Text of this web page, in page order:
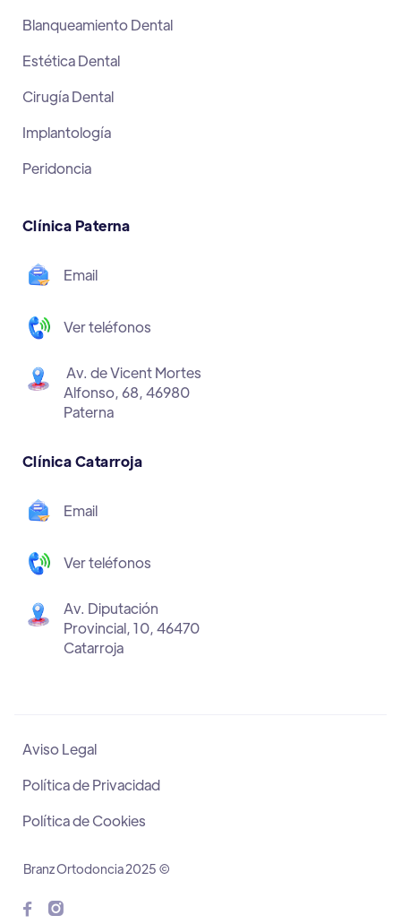
Blanqueamiento Dental
Estética Dental
Cirugía Dental
Implantología
Peridoncia
Clínica Paterna
Email
Ver teléfonos
Av. de Vicent Mortes
Alfonso, 68, 46980
Paterna
Clínica Catarroja
Email
Ver teléfonos
Av. Diputación
Provincial, 10, 46470
Catarroja
Aviso Legal
Política de Privacidad
Política de Cookies
Branz Ortodoncia 2025 ©
 